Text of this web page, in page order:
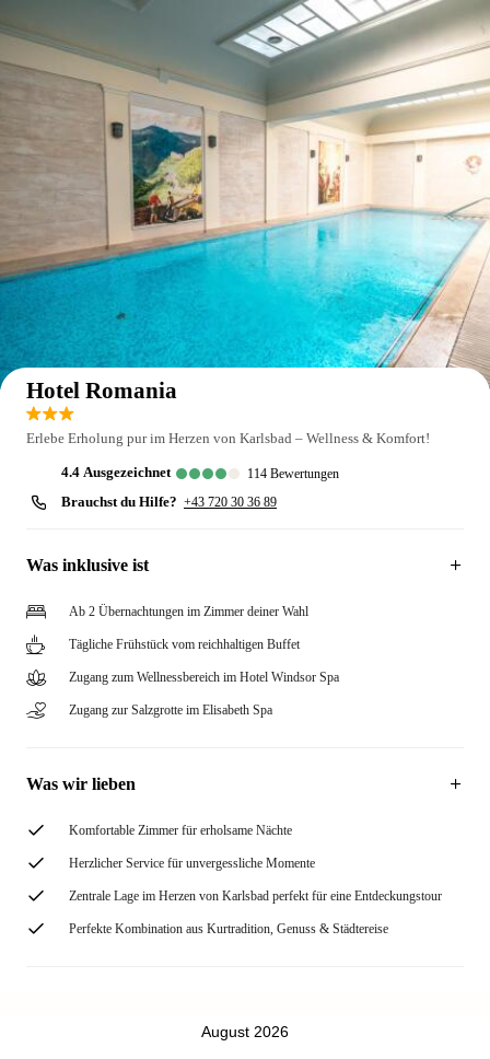
Auf der Karte anzeigen
Hotel Romania
Erlebe Erholung pur im Herzen von Karlsbad – Wellness & Komfort!
4.4 ausgezeichnet 114 Bewertungen
Brauchst du Hilfe? +43 720 30 36 89
Was inklusive ist
Ab 2 Übernachtungen im Zimmer deiner Wahl
Tägliche Frühstück vom reichhaltigen Buffet
Zugang zum Wellnessbereich im Hotel Windsor Spa
Zugang zur Salzgrotte im Elisabeth Spa
Was wir lieben
Komfortable Zimmer für erholsame Nächte
Herzlicher Service für unvergessliche Momente
Zentrale Lage im Herzen von Karlsbad perfekt für eine Entdeckungstour
Perfekte Kombination aus Kurtradition, Genuss & Städtereise
August 2026